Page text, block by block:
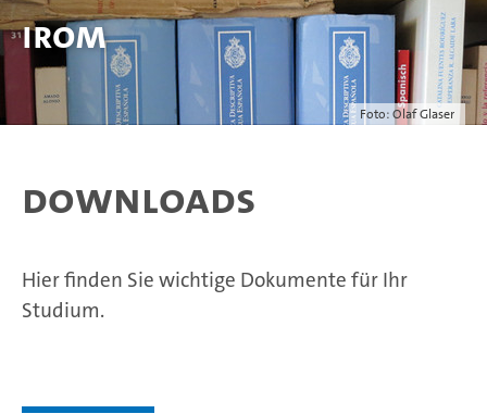
Foto: Olaf Glaser
IRom
Downloads
Hier finden Sie wichtige Dokumente für Ihr
Studium.